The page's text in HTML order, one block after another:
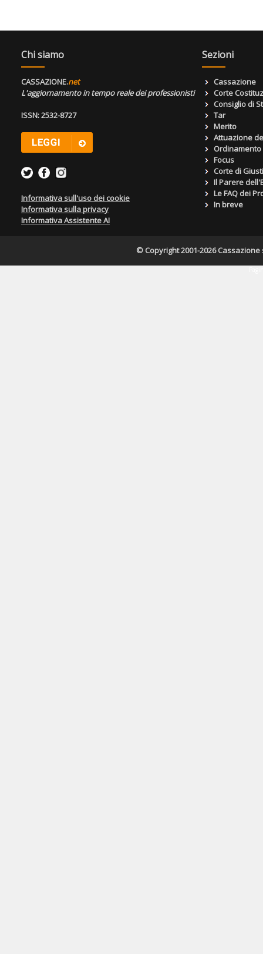
Chi siamo
CASSAZIONE.net
L'aggiornamento in tempo reale dei professionisti
ISSN: 2532-8727
Informativa sull'uso dei cookie
Informativa sulla privacy
Informativa Assistente AI
Sezioni
Cassazione
Corte
Consiglio di
Tar
Merito
Attuazione
Focus
Corte di
Il Parere
Le FAQ dei
In breve
© Copyright 2001-2026 Cassazione